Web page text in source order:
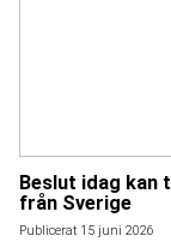
Beslut idag kan
från Sverige
Publicerat 15 juni 2026